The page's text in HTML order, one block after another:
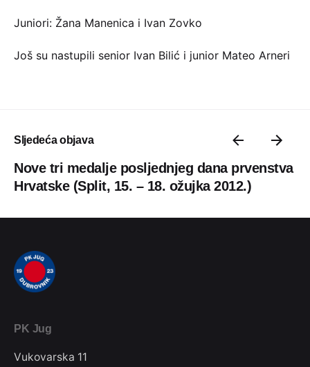
Juniori: Žana Manenica i Ivan Zovko
Još su nastupili senior Ivan Bilić i junior Mateo Arneri
Sljedeća objava
Nove tri medalje posljednjeg dana prvenstva
Hrvatske (Split, 15. – 18. ožujka 2012.)
PK Jug
Vukovarska 11